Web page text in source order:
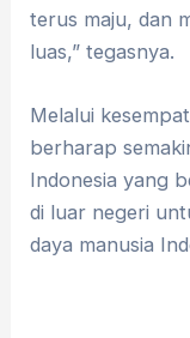
terus maju, dan
luas,” tegasnya.
Melalui
berharap
Indonesia yang
di luar negeri
daya manusia